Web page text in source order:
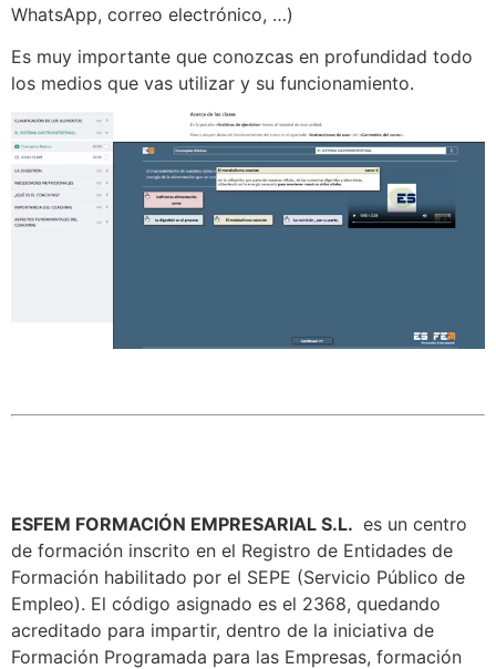
WhatsApp, correo electrónico, …)
Es muy importante que conozcas en profundidad todo
los medios que vas utilizar y su funcionamiento.
ESFEM FORMACIÓN EMPRESARIAL S.L. es un centro
de formación inscrito en el Registro de Entidades de
Formación habilitado por el SEPE (Servicio Público de
Empleo). El código asignado es el 2368, quedando
acreditado para impartir, dentro de la iniciativa de
Formación Programada para las Empresas, formación